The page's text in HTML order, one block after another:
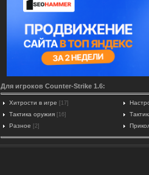
Для игроков Counter-Strike 1.6:
Хитрости в игре [17]
Тактика оружия
[16]
Разное
[2]